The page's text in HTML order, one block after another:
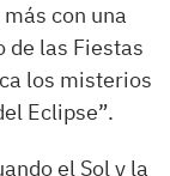
con una
de las Fiestas
los misterios
Eclipse”.
el Sol y la